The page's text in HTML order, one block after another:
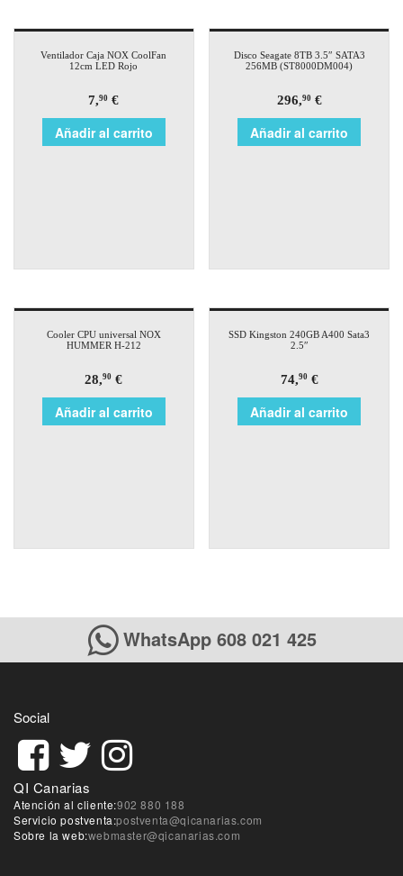
Ventilador Caja NOX CoolFan
12cm LED Rojo
7,90 €
Añadir al carrito
Disco Seagate 8TB 3.5″ SATA3
256MB (ST8000DM004)
296,90€
Añadir al carrito
Cooler CPU universal NOX
HUMMER H-212
28,90 €
Añadir al carrito
SSD Kingston 240GB A400 Sata3
2.5″
74,90€
Añadir al carrito
WhatsApp 608 021 425
Social
QI Canarias
Atención al cliente:902 880 188
Servicio postventa:postventa@qicanarias.com
Sobre la web:webmaster@qicanarias.com